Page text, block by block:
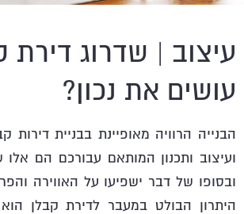
עיצוב | שדרוג דירת
עושים את נכון?
הבנייה הרוויה מאופיינת בבניית דירות
ועיצוב ותכנון המותאם עבורכם הם
ובסופו של דבר ישפיעו על האווירה
היתרון הבולט במעבר לדירת קבלן